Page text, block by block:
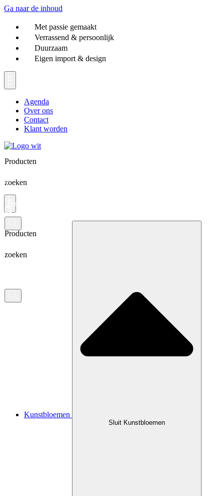
Ga naar de inhoud
Met passie gemaakt
Verrassend & persoonlijk
Duurzaam
Eigen import & design
Agenda
Over ons
Contact
Klant worden
Producten
zoeken
Producten
zoeken
Kunstbloemen
Sluit Kunstbloemen